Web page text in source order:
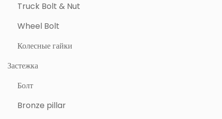
Truck Bolt & Nut
Wheel Bolt
Колесные гайки
Застежка
Болт
Bronze pillar